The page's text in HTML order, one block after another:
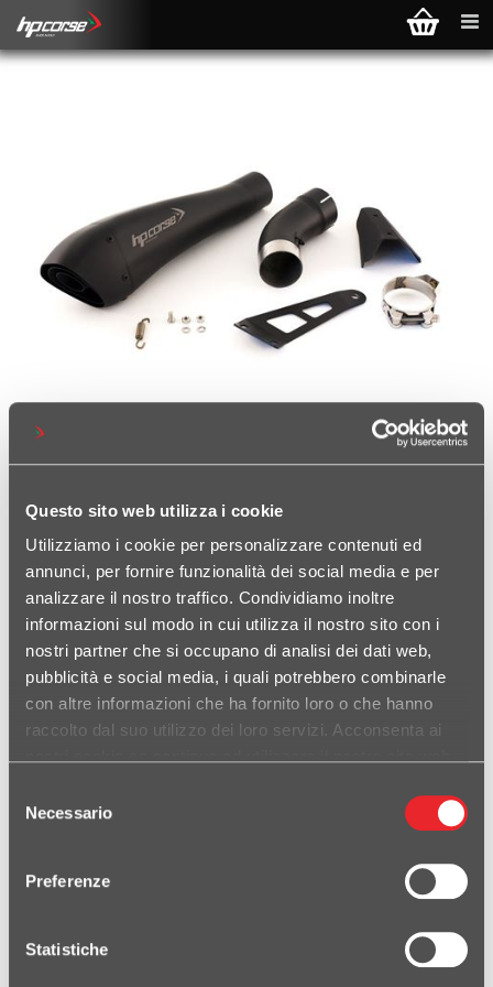
Questo sito web utilizza i cookie
Utilizziamo i cookie per personalizzare contenuti ed
annunci, per fornire funzionalità dei social media e per
analizzare il nostro traffico. Condividiamo inoltre
informazioni sul modo in cui utilizza il nostro sito con i
nostri partner che si occupano di analisi dei dati web,
pubblicità e social media, i quali potrebbero combinarle
con altre informazioni che ha fornito loro o che hanno
raccolto dal suo utilizzo dei loro servizi. Acconsenta ai
delNecessario
Preferenze
Statistiche
KAWASAKI Z 900 2017-2019